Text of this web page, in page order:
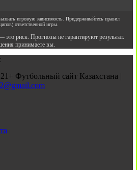
игровую зависимость. Придерживайтесь правил
ответственной игры.
риск. Прогнозы не гарантируют результат.
принимаете вы.
Футбольный сайт Казахстана |